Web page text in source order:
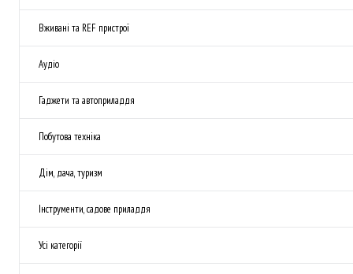
Вживані та REF пристрої
Аудіо
Гаджети та автоприладдя
Побутова техніка
Дім, дача, туризм
Інструменти, садове приладдя
Усі категорії